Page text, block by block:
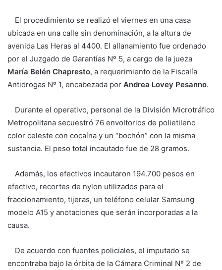
El procedimiento se realizó el viernes en una casa
ubicada en una calle sin denominación, a la altura de
avenida Las Heras al 4400. El allanamiento fue ordenado
por el Juzgado de Garantías Nº 5, a cargo de la jueza
María Belén Chapresto, a requerimiento de la Fiscalía
Antidrogas Nº 1, encabezada por Andrea Lovey Pesanno.
Durante el operativo, personal de la División Microtráfico
Metropolitana secuestró 76 envoltorios de polietileno
color celeste con cocaína y un “bochón” con la misma
sustancia. El peso total incautado fue de 28 gramos.
Además, los efectivos incautaron 194.700 pesos en
efectivo, recortes de nylon utilizados para el
fraccionamiento, tijeras, un teléfono celular Samsung
modelo A15 y anotaciones que serán incorporadas a la
causa.
De acuerdo con fuentes policiales, el imputado se
encontraba bajo la órbita de la Cámara Criminal Nº 2 de